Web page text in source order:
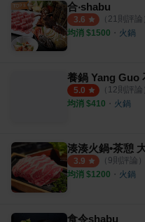
合‧shabu
3.6 （ 21則評論
均消 $1500 ・ 火鍋
5.0 （ 12則評論
均消 $410 ・ 火鍋
湊湊火鍋•茶憩
3.9 （ 9則評論）
均消 $1200 ・ 火鍋
食令shabu